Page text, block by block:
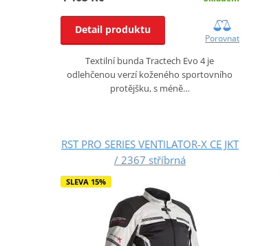
Detail produktu
Porovnat
Textilní bunda Tractech Evo 4 je
odlehčenou verzí koženého sportovního
protějšku, s méně…
RST PRO SERIES VENTILATOR-X CE JKT
/ 2367 stříbrná
SLEVA 15%